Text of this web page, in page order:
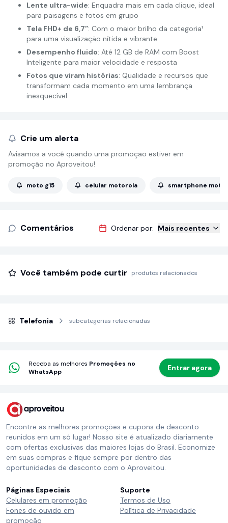
Lente ultra-wide: Enquadra mais em cada clique, ideal
para paisagens e fotos em grupo
Tela FHD+ de 6,7”: Com o maior brilho da categoria¹
para uma visualização nítida e vibrante
Desempenho fluido: Até 12 GB de RAM com Boost
Inteligente para maior velocidade e resposta
Fotos que viram histórias: Qualidade e recursos que
transformam cada momento em uma lembrança
inesquecível
Crie um alerta
Avisamos a você quando uma promoção estiver em
promoção no Aproveitou!
moto g15 celular motorola smartphone
Comentários Ordenar por: Mais recentes
Você também pode curtir produtos relacionados
Telefonia subcategorias relacionadas
Receba as melhores Promoções no
WhatsApp
Entrar agora
aproveitou
Encontre as melhores promoções e cupons de desconto
reunidos em um só lugar! Nosso site é atualizado diariamente
com ofertas exclusivas das maiores lojas do Brasil. Economize
em suas compras e fique sempre por dentro das
oportunidades de desconto com o Aproveitou.
Páginas Especiais
Celulares em promoção
Fones de ouvido em
promoção
Suporte
Termos de Uso
Política de Privacidade